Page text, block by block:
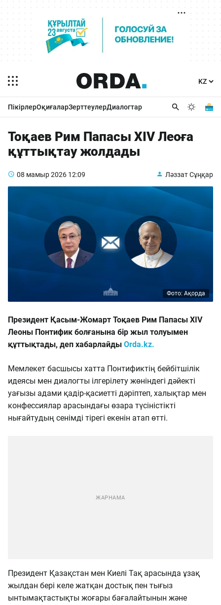
ПікірлерОқиғаларЗерттеулерДиалогтар
Тоқаев Рим Папасы XIV Леоға
құттықтау жолдады
08 мамыр 2026 12:09 Ләззат Сұңқар
Фото: Ақорда
Президент Қасым-Жомарт Тоқаев Рим Папасы XIV
Леоны Понтифик болғанына бір жыл толуымен
құттықтады, деп хабарлайды Orda.kz.
Мемлекет басшысы хатта Понтификтің бейбітшілік
идеясы мен диалогты ілгерілету жөніндегі дәйекті
уағызы адами қадір-қасиетті дәріптеп, халықтар мен
конфессиялар арасындағы өзара түсіністікті
нығайтудың сенімді тірегі екенін атап өтті.
Президент Қазақстан мен Киелі Тақ арасында ұзақ
жылдан бері келе жатқан достық пен тығыз
ынтымақтастықты жоғары бағалайтынын және